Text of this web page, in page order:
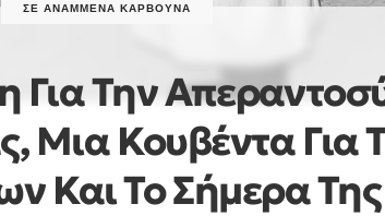
ΣΕ ΑΝΑΜΜΈΝΑ ΚΆΡΒΟΥΝΑ
Την
Μια Κουβέντα Για
Και Το Σήμερα